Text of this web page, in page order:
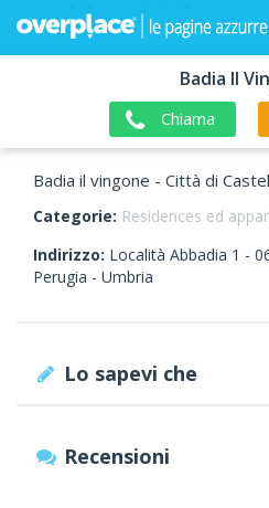
Badia Il
Chiama
Badia il vingone - Città di
Categorie: Residences ed
Indirizzo: Località Abbadia 1 -
Perugia - Umbria
Lo sapevi che
Recensioni